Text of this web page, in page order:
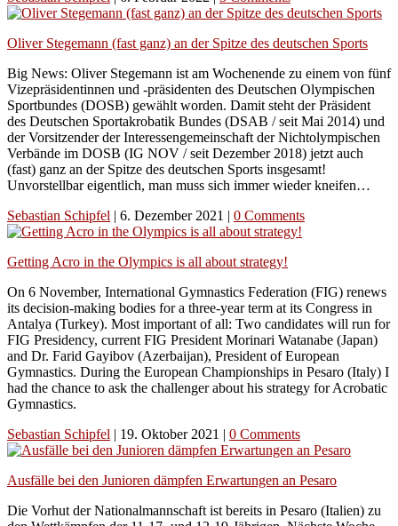
Oliver Stegemann (fast ganz) an der Spitze des deutschen Sports
Big News: Oliver Stegemann ist am Wochenende zu einem von fünf
Vizepräsidentinnen und -präsidenten des Deutschen Olympischen
Sportbundes (DOSB) gewählt worden. Damit steht der Präsident
des Deutschen Sportakrobatik Bundes (DSAB / seit Mai 2014) und
der Vorsitzender der Interessengemeinschaft der Nichtolympischen
Verbände im DOSB (IG NOV / seit Dezember 2018) jetzt auch
(fast) ganz an der Spitze des deutschen Sports insgesamt!
Unvorstellbar eigentlich, man muss sich immer wieder kneifen…
Sebastian Schipfel | 6. Dezember 2021 | 0 Comments
Getting Acro in the Olympics is all about strategy!
On 6 November, International Gymnastics Federation (FIG) renews
its decision-making bodies for a three-year term at its Congress in
Antalya (Turkey). Most important of all: Two candidates will run for
FIG Presidency, current FIG President Morinari Watanabe (Japan)
and Dr. Farid Gayibov (Azerbaijan), President of European
Gymnastics. During the European Championships in Pesaro (Italy) I
had the chance to ask the challenger about his strategy for Acrobatic
Gymnastics.
Sebastian Schipfel | 19. Oktober 2021 | 0 Comments
Ausfälle bei den Junioren dämpfen Erwartungen an Pesaro
Die Vorhut der Nationalmannschaft ist bereits in Pesaro (Italien) zu